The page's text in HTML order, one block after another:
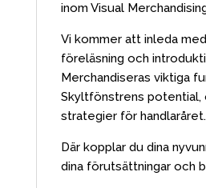
inom Visual
Vi kommer att inleda
föreläsning och
Merchandiseras viktiga
Skyltfönstrens potential,
strategier för handlaråret.
Där kopplar du dina
dina förutsättningar och